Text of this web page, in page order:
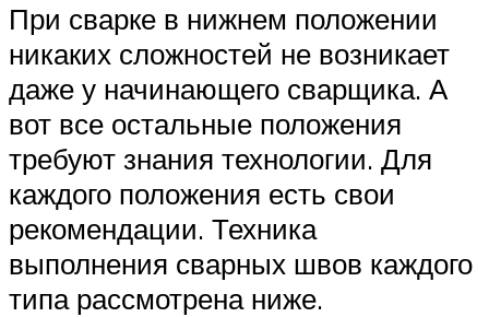
При сварке в нижнем положении
никаких сложностей не возникает
даже у начинающего сварщика. А
вот все остальные положения
требуют знания технологии. Для
каждого положения есть свои
рекомендации. Техника
выполнения сварных швов каждого
типа рассмотрена ниже.